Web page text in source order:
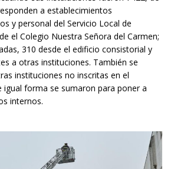
a establecimientos
y personal del Servicio Local de
el Colegio Nuestra Señora del Carmen;
310 desde el edificio consistorial y
a otras instituciones. También se
instituciones no inscritas en el
igual forma se sumaron para poner a
internos.